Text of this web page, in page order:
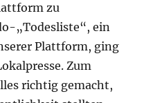
zu
„Todesliste“, ein
Plattform, ging
Zum
richtig gemacht,